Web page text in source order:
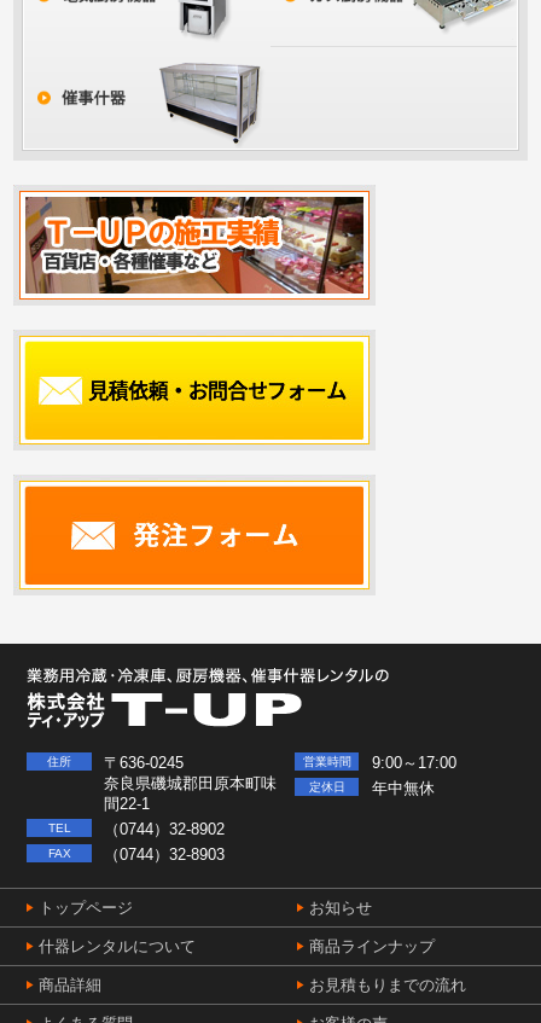
住所
〒636-0245
奈良県磯城郡田原本町味
間22-1
TEL （0744）32-8902
FAX （0744）32-8903
営業時間 9:00～17:00
定休日 年中無休
トップページ お知らせ
什器レンタルについて 商品ラインナップ
商品詳細 お見積もりまでの流れ